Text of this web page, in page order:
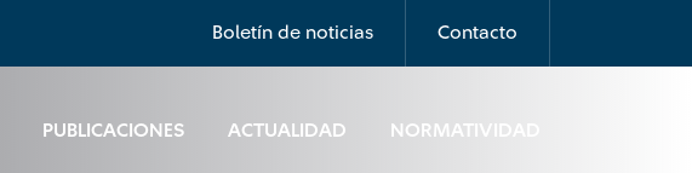
Boletín de noticias Contacto
PUBLICACIONES ACTUALIDAD NORMATIVIDAD